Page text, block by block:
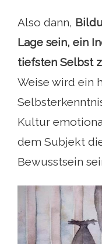
Also dann,
Lage sein, ein
tiefsten Selbst
Weise wird ein
Kultur
dem Subjekt
Bewusstsein